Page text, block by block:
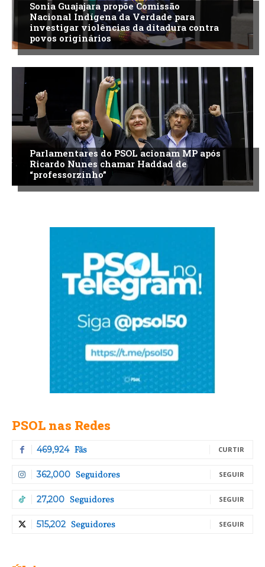
Sonia Guajajara propõe Comissão
Nacional Indígena da Verdade para
investigar violências da ditadura contra
povos originários
Parlamentares do PSOL acionam MP após
Ricardo Nunes chamar Haddad de
“professorzinho”
PSOL nas Redes
469,924 Fãs CURTIR
362,000 Seguidores SEGUIR
27,200 Seguidores SEGUIR
515,202 Seguidores SEGUIR